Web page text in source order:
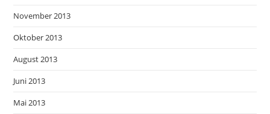
November 2013
Oktober 2013
August 2013
Juni 2013
Mai 2013